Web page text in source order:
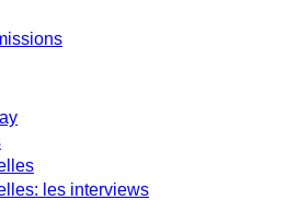
les interviews